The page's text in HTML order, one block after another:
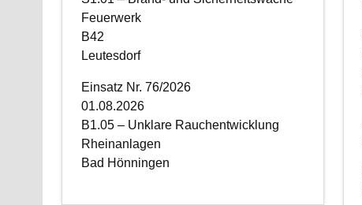
Feuerwerk
B42
Leutesdorf
Einsatz Nr. 76/2026
01.08.2026
B1.05 – Unklare Rauchentwicklung
Rheinanlagen
Bad Hönningen